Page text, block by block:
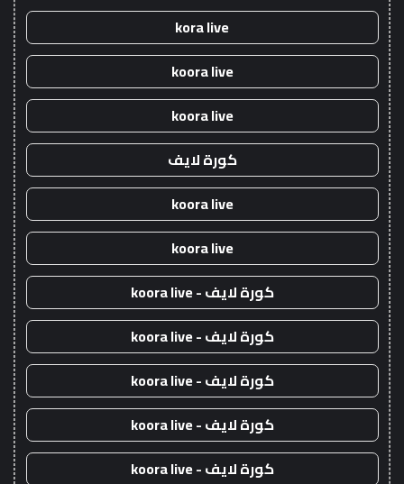
kora live
koora live
koora live
كورة لايف
koora live
koora live
كورة لايف - koora live
كورة لايف - koora live
كورة لايف - koora live
كورة لايف - koora live
كورة لايف - koora live